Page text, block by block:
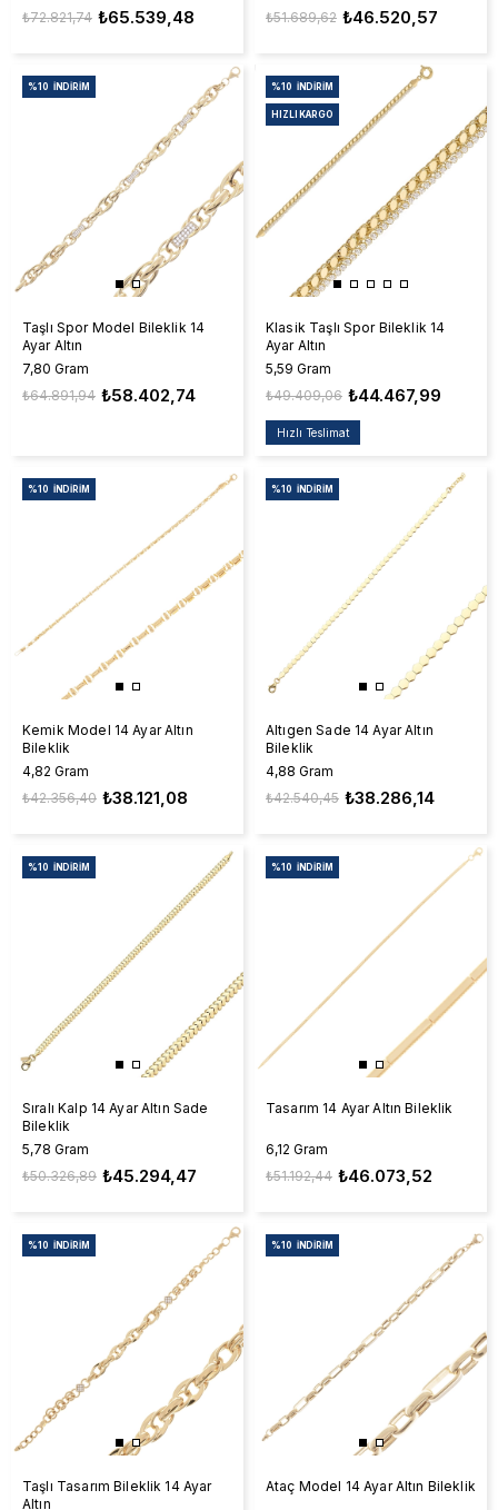
₺65.539,48
₺72.821,74 ₺46.520,57
₺51.689,62
Taşlı Spor Model Bileklik 14
Ayar Altın
7,80 Gram
₺58.402,74
₺64.891,94
%10 İNDIRIM
Klasik Taşlı Spor Bileklik 14
Ayar Altın
5,59 Gram
₺44.467,99
₺49.409,06
Hızlı Teslimat
%10 İNDIRIM
HIZLI KARGO
Kemik Model 14 Ayar Altın
Bileklik
4,82 Gram
₺38.121,08
₺42.356,40
%10 İNDIRIM
Altıgen Sade 14 Ayar Altın
Bileklik
4,88 Gram
₺38.286,14
₺42.540,45
%10 İNDIRIM
Sıralı Kalp 14 Ayar Altın Sade
Bileklik
5,78 Gram
₺45.294,47
₺50.326,89
%10 İNDIRIM
Tasarım 14 Ayar Altın Bileklik
6,12 Gram
₺46.073,52
₺51.192,44
%10 İNDIRIM
Taşlı Tasarım Bileklik 14 Ayar
Altın
%10 İNDIRIM
Ataç Model 14 Ayar Altın Bileklik
%10 İNDIRIM